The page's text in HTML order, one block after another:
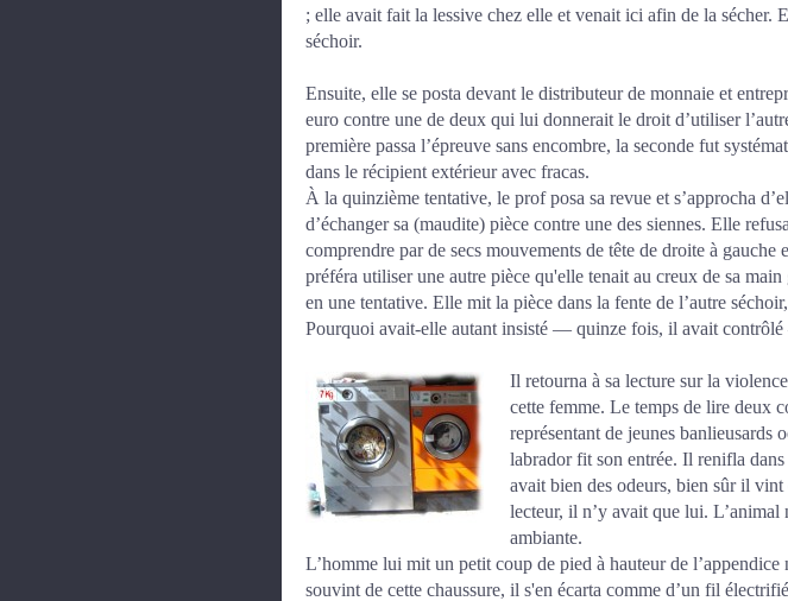
; elle avait fait la lessive chez elle et venait ici afin de la sécher.
séchoir.
Ensuite, elle se posta devant le distributeur de monnaie et
euro contre une de deux qui lui donnerait le droit d’utiliser
première passa l’épreuve sans encombre, la seconde fut
dans le récipient extérieur avec fracas.
À la quinzième tentative, le prof posa sa revue et s’approcha
d’échanger sa (maudite) pièce contre une des siennes. Elle
comprendre par de secs mouvements de tête de droite à gauche
préféra utiliser une autre pièce qu'elle tenait au creux de sa
en une tentative. Elle mit la pièce dans la fente de l’autre
Pourquoi avait-elle autant insisté — quinze fois, il avait
Il retourna à sa lecture sur la
cette femme. Le temps de lire deux
représentant de jeunes banlieusards
labrador fit son entrée. Il renifla
avait bien des odeurs, bien sûr il
lecteur, il n’y avait que lui. L’animal
ambiante.
L’homme lui mit un petit coup de pied à hauteur de l’appendice
souvint de cette chaussure, il s'en écarta comme d’un fil